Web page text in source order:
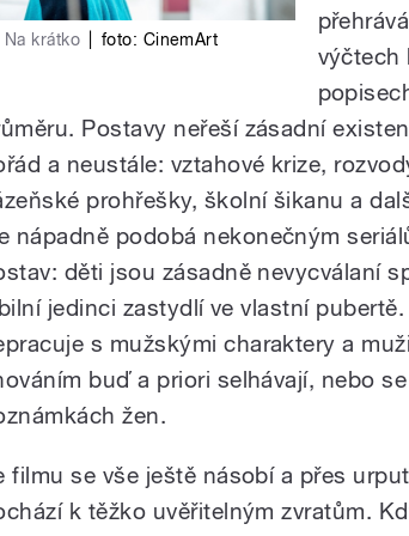
krátko foto: CinemArt
výčtech
Postavy neřeší zásadní
a neustále: vztahové krize,
prohřešky, školní šikanu a
nápadně podobá nekonečným
děti jsou zásadně nevycválaní
jedinci zastydlí ve vlastní
s mužskými charaktery a
buď a priori selhávají, nebo
žen.
filmu se vše ještě násobí a přes
k těžko uvěřitelným zvratům.